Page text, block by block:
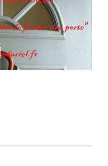
6
JUIN